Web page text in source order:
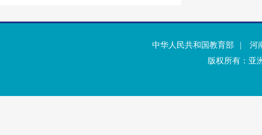
中华人民共和国教育部
河
版权所有：亚